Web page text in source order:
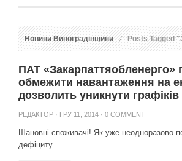
Новини Виноградівщини Posts Tagged
ПАТ
обмежити навантаження на
дозволить уникнути
РЕДАКТОР · ГРУ 11, 2014 · 0 COMMENT
Шановні споживачі! Як уже неодноразово
дефіциту ...